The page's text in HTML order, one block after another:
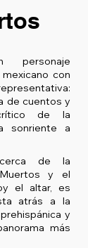
con
de cuentos y
de la
sonriente a
de la
y el
el altar, es
atrás a la
y
más